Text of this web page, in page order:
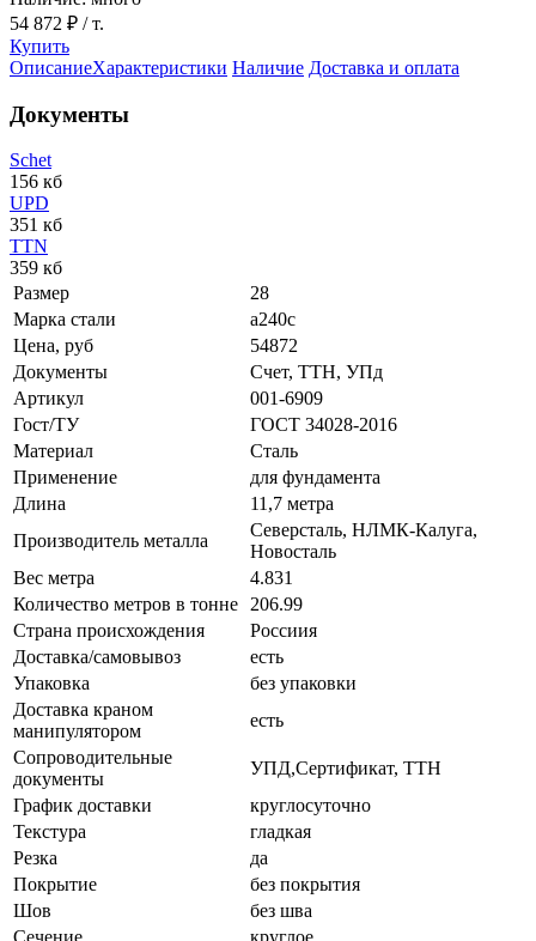
54 872 ₽ / т.
Купить
ОписаниеХарактеристики Наличие Доставка и оплата
Документы
Schet
156 кб
UPD
351 кб
TTN
359 кб
Размер
28
Марка стали
а240с
Цена, руб
54872
Документы
Счет, ТТН, УПд
Артикул
001-6909
Гост/ТУ
ГОСТ 34028-2016
Материал
Сталь
Применение
для фундамента
Длина
11,7 метра
Производитель металла
Северсталь, НЛМК-Калуга,
Новосталь
Вес метра
4.831
Количество метров в тонне
206.99
Страна происхождения
Россиия
Доставка/самовывоз
есть
Упаковка
без упаковки
Доставка краном
манипулятором
есть
Сопроводительные
документы
УПД,Сертификат, ТТН
График доставки
круглосуточно
Текстура
гладкая
Резка
да
Покрытие
без покрытия
Шов
без шва